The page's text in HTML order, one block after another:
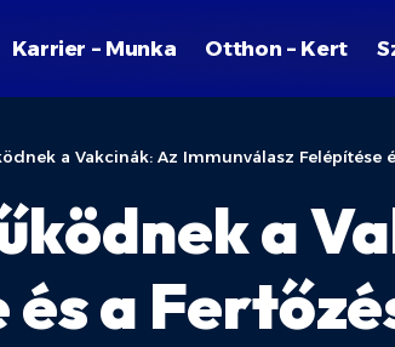
Karrier – Munka Otthon – Kert
a Vakcinák: Az Immunválasz Felépítése
a
és a